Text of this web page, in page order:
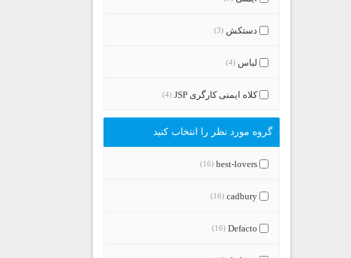
دستکش (3)
لباس (4)
کلاه ایمنی کارگری JSP (4)
گروه مورد نظر را انتخاب کنید
best-lovers
(16)
cadbury
(16)
Defacto
(16)